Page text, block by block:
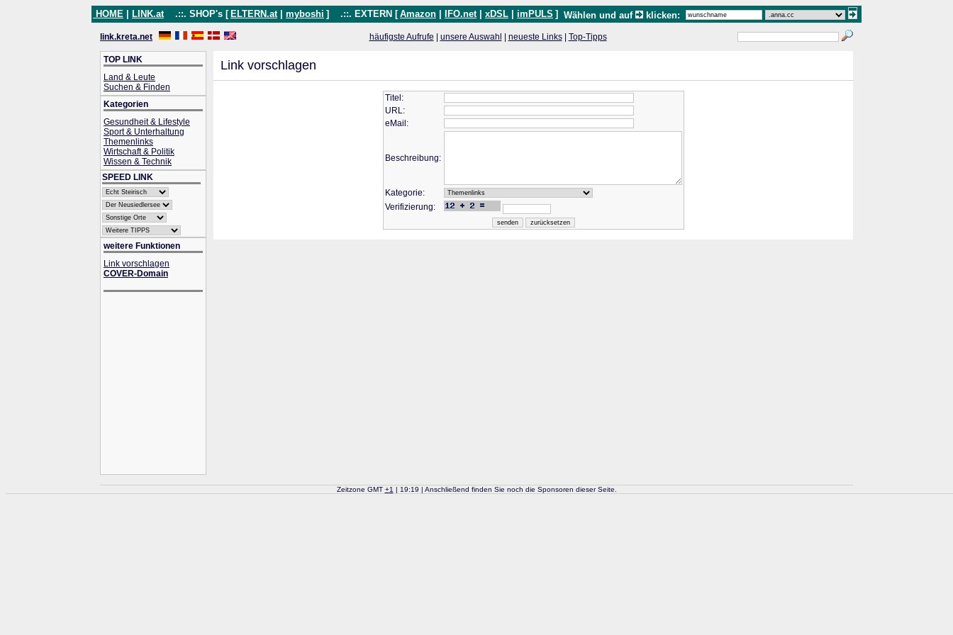
HOME LINK.at .::. SHOP's [ ELTERN.at myboshi ] .::. EXTERN [ Amazon IFO.net xDSL imPULS ] Wählen und auf klicken:
link.kreta.net häufigste Aufrufe unsere Auswahl neueste Links| Top-Tipps
TOP LINK
Land & Leute
Suchen & Finden
Kategorien
Gesundheit & Lifestyle
Sport & Unterhaltung
Themenlinks
Wirtschaft & Politik
Wissen & Technik
SPEED LINK
weitere Funktionen
Link vorschlagen
COVER-Domain
Link vorschlagen
Titel:
URL:
eMail:
Beschreibung:
Kategorie:
Verifizierung:
Zeitzone GMT +1 | 19:19 | Anschließend finden Sie noch die Sponsoren dieser Seite.